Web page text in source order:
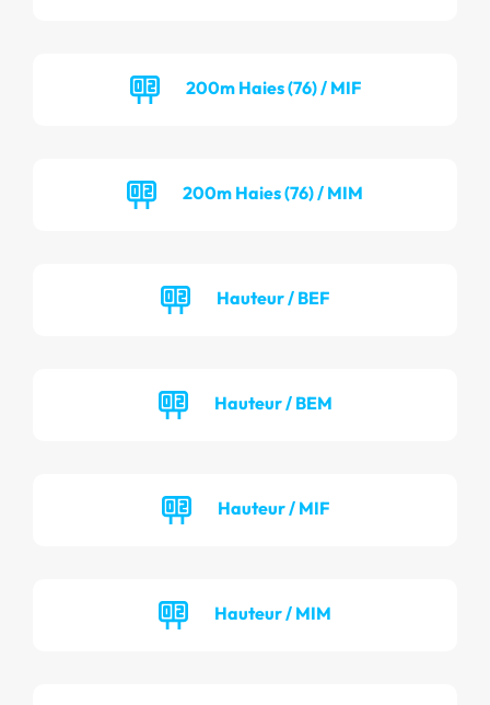
200m Haies (76) / MIF
200m Haies (76) / MIM
Hauteur / BEF
Hauteur / BEM
Hauteur / MIF
Hauteur / MIM